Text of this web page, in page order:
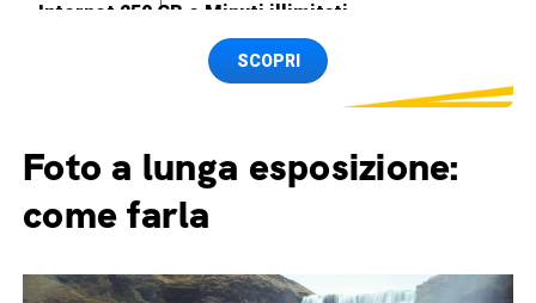
Internet 250 GB e Minuti illimitati
Spedizione SIM GRATISSCOPRI
Foto a lunga esposizione:
come farla